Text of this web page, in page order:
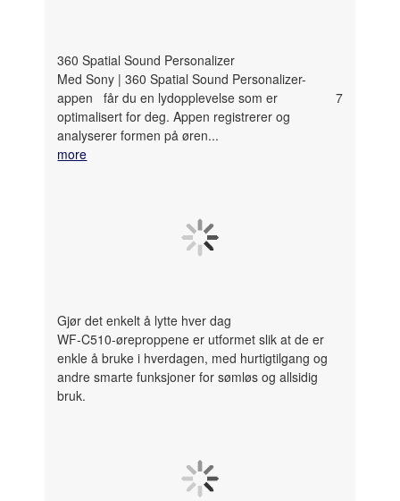
360 Spatial Sound Personalizer
Med Sony | 360 Spatial Sound Personalizer-
appen
7
får du en lydopplevelse som er
optimalisert for deg. Appen registrerer og
analyserer formen på øren...
more
Gjør det enkelt å lytte hver dag
WF-C510-øreproppene er utformet slik at de er
enkle å bruke i hverdagen, med hurtigtilgang og
andre smarte funksjoner for sømløs og allsidig
bruk.